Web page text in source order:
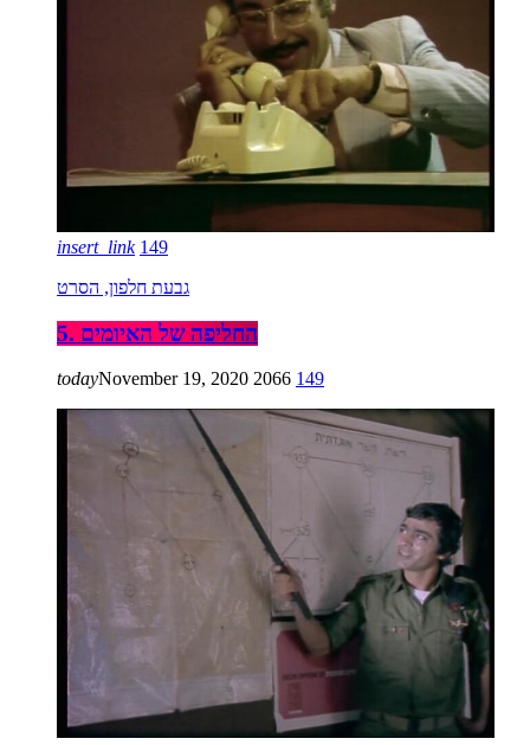
insert_link 149
גבעת חלפון, הסרט
5. החליפה של האיומים
todayNovember 19, 2020 2066 149